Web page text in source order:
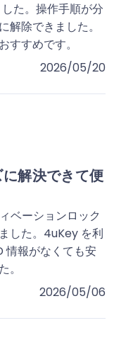
た。操作手順が分
除できました。
すすめです。
2026/05/20
解決できて便
ベーションロック
した。4uKey を利
情報がなくても安
2026/05/06